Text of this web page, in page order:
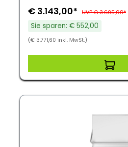
€ 3.143,00* UVP € 3.695,00*
Sie sparen: € 552,00
(€ 3.771,60 inkl. MwSt.)